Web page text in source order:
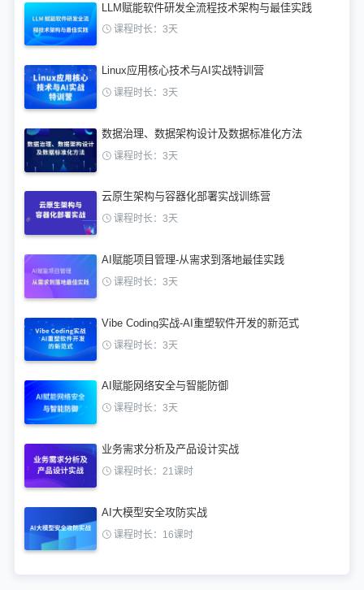
LLM赋能软件研发全流程技术架构与最佳实践
课程时长：3天
Linux应用核心技术与AI实战特训营
课程时长：3天
数据治理、数据架构设计及数据标准化方法
课程时长：3天
云原生架构与容器化部署实战训练营
课程时长：3天
AI赋能项目管理-从需求到落地最佳实践
课程时长：3天
Vibe Coding实战-AI重塑软件开发的新范式
课程时长：3天
AI赋能网络安全与智能防御
课程时长：3天
业务需求分析及产品设计实战
课程时长：21课时
AI大模型安全攻防实战
课程时长：16课时